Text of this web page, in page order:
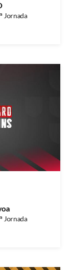
Jornada
Jornada